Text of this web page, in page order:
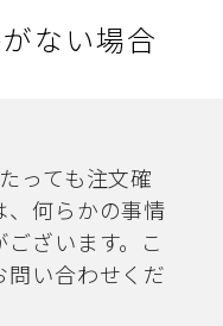
ない場合
っても注文確
何らかの事情
ざいます。こ
い合わせくだ